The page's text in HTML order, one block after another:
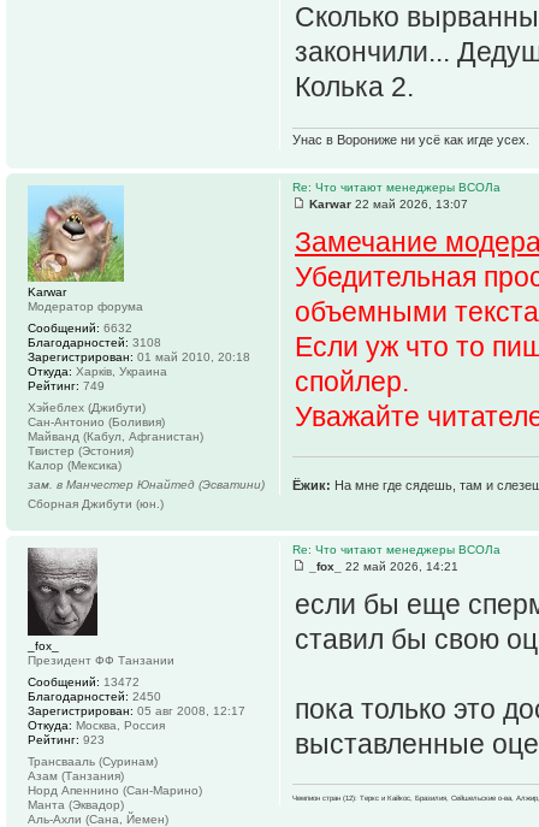
Сколько
закончили...
Колька 2.
Унас в Ворониже ни усё как игде усех.
Re: Что читают менеджеры ВСОЛа
Karwar 22 май 2026, 13:07
Замечание
Убедительная
объемными
Если уж что то
спойлер.
Уважайте
Ёжик: На мне где сядешь, там и
Karwar
Модератор форума
Сообщений: 6632
Благодарностей: 3108
Зарегистрирован: 01 май 2010, 20:18
Откуда: Харків, Украина
Рейтинг: 749
Хэйеблех (Джибути)
Сан-Антонио (Боливия)
Майванд (Кабул, Афганистан)
Твистер (Эстония)
Калор (Мексика)
зам. в Манчестер Юнайтед (Эсватини)
Сборная Джибути (юн.)
Re: Что читают менеджеры ВСОЛа
_fox_
22 май 2026, 14:21
если бы еще
ставил бы свою
пока только это
выставленные
Чемпион стран (12): Теркс и Кайкос, Бразилия, Сейшельские о-ва,
_fox_
Президент ФФ Танзании
Сообщений: 13472
Благодарностей: 2450
Зарегистрирован: 05 авг 2008, 12:17
Откуда: Москва, Россия
Рейтинг: 923
Трансвааль (Суринам)
Азам (Танзания)
Норд Апеннино (Сан-Марино)
Манта (Эквадор)
Аль-Ахли (Сана, Йемен)